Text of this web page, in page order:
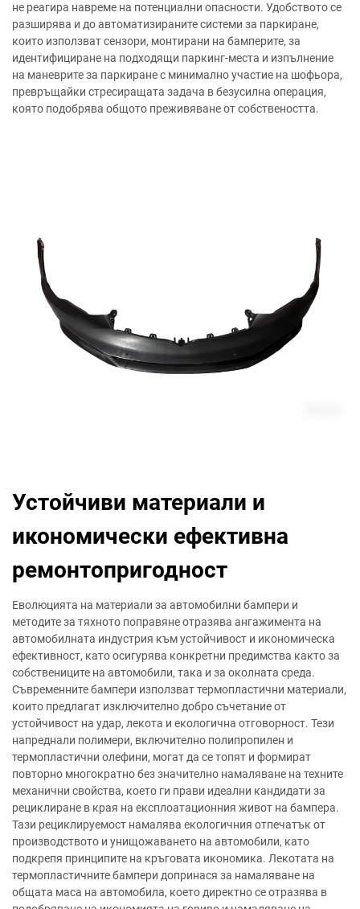
не реагира навреме на потенциални опасности. Удобството се
разширява и до автоматизираните системи за паркиране,
които използват сензори, монтирани на бамперите, за
идентифициране на подходящи паркинг-места и изпълнение
на маневрите за паркиране с минимално участие на шофьора,
превръщайки стресиращата задача в безусилна операция,
която подобрява общото преживяване от собствеността.
Устойчиви материали и
икономически ефективна
ремонтопригодност
Еволюцията на материали за автомобилни бампери и
методите за тяхното поправяне отразява ангажимента на
автомобилната индустрия към устойчивост и икономическа
ефективност, като осигурява конкретни предимства както за
собствениците на автомобили, така и за околната среда.
Съвременните бампери използват термопластични материали,
които предлагат изключително добро съчетание от
устойчивост на удар, лекота и екологична отговорност. Тези
напреднали полимери, включително полипропилен и
термопластични олефини, могат да се топят и формират
повторно многократно без значително намаляване на техните
механични свойства, което ги прави идеални кандидати за
рециклиране в края на експлоатационния живот на бампера.
Тази рециклируемост намалява екологичния отпечатък от
производството и унищожаването на автомобили, като
подкрепя принципите на кръговата икономика. Лекотата на
термопластичните бампери допринася за намаляване на
общата маса на автомобила, което директно се отразява в